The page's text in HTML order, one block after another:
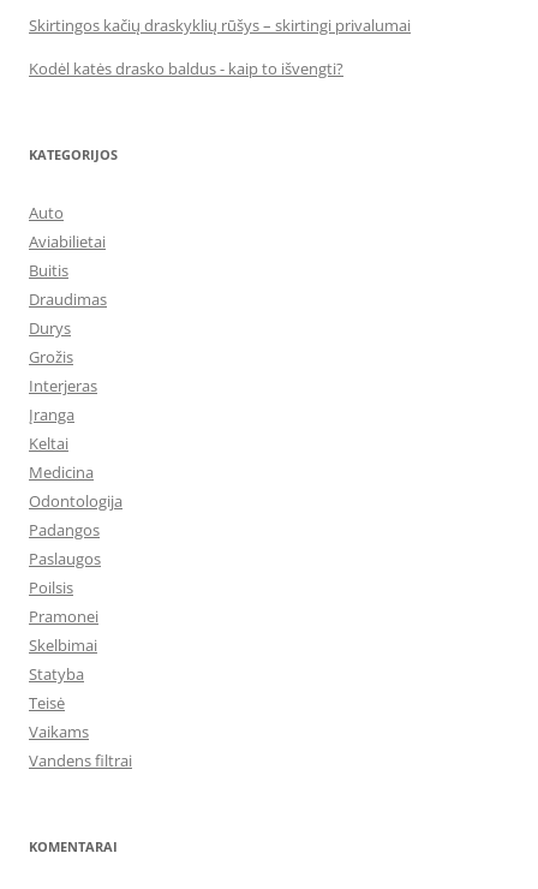
Skirtingos kačių draskyklių rūšys – skirtingi privalumai
Kodėl katės drasko baldus - kaip to išvengti?
KATEGORIJOS
Auto
Aviabilietai
Buitis
Draudimas
Durys
Grožis
Interjeras
Įranga
Keltai
Medicina
Odontologija
Padangos
Paslaugos
Poilsis
Pramonei
Skelbimai
Statyba
Teisė
Vaikams
Vandens filtrai
KOMENTARAI